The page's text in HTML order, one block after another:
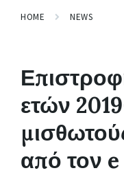
HOME NEWS
ετών
από τον